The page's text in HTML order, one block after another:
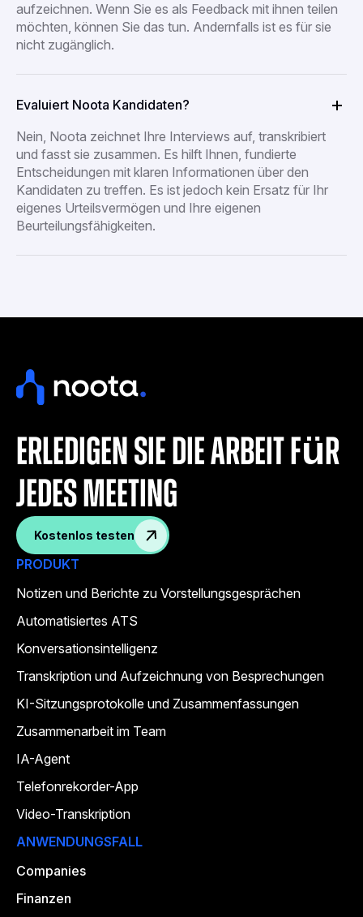
aufzeichnen. Wenn Sie es als Feedback mit ihnen teilen
möchten, können Sie das tun. Andernfalls ist es für sie
nicht zugänglich.
Evaluiert Noota Kandidaten?
Nein, Noota zeichnet Ihre Interviews auf, transkribiert
und fasst sie zusammen. Es hilft Ihnen, fundierte
Entscheidungen mit klaren Informationen über den
Kandidaten zu treffen. Es ist jedoch kein Ersatz für Ihr
eigenes Urteilsvermögen und Ihre eigenen
Beurteilungsfähigkeiten.
Erledigen Sie die Arbeit für
jedes Meeting
Kostenlos testen
PRODUKT
Notizen und Berichte zu Vorstellungsgesprächen
Automatisiertes ATS
Konversationsintelligenz
Transkription und Aufzeichnung von Besprechungen
KI-Sitzungsprotokolle und Zusammenfassungen
Zusammenarbeit im Team
IA-Agent
Telefonrekorder-App
Video-Transkription
ANWENDUNGSFALL
Companies
Finanzen